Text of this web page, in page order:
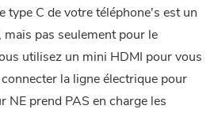
type C de votre téléphone's est un
pas seulement pour le
utilisez un mini HDMI pour vous
la ligne électrique pour
NE prend PAS en charge les